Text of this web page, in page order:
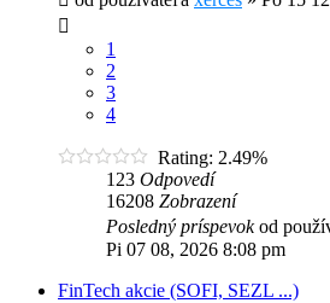
1
2
3
4
Rating: 2.49%
123 Odpovedí
16208 Zobrazení
Posledný príspevokod
Pi 07 08, 2026 8:08 pm
FinTech akcie (SOFI, SEZL ...)